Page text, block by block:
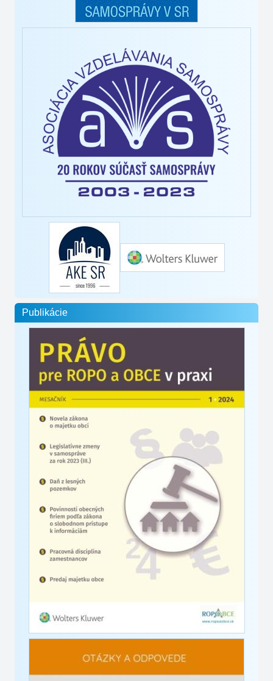
Publikácie